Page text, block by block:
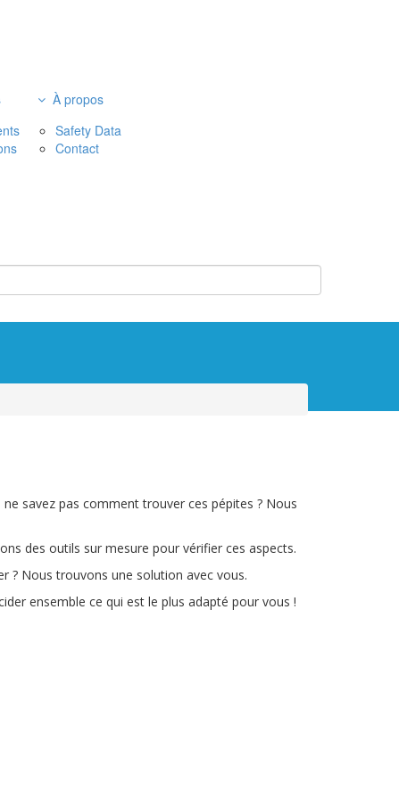
À propos
Safety Data
Contact
savez pas comment trouver ces pépites ? Nous
des outils sur mesure pour vérifier ces aspects.
? Nous trouvons une solution avec vous.
ensemble ce qui est le plus adapté pour vous !